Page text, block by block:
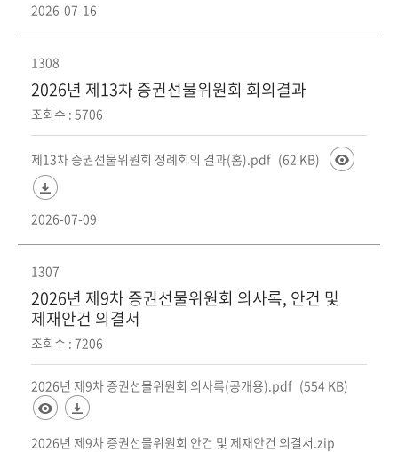
2026-07-16
1308
2026년 제13차 증권선물위원회 회의결과
조회수 : 5706
제13차 증권선물위원회 정례회의 결과(홈).pdf (62 KB)
2026-07-09
1307
2026년 제9차 증권선물위원회 의사록, 안건 및
제재안건 의결서
조회수 : 7206
2026년 제9차 증권선물위원회 의사록(공개용).pdf (554 KB)
2026년 제9차 증권선물위원회 안건 및 제재안건 의결서.zip